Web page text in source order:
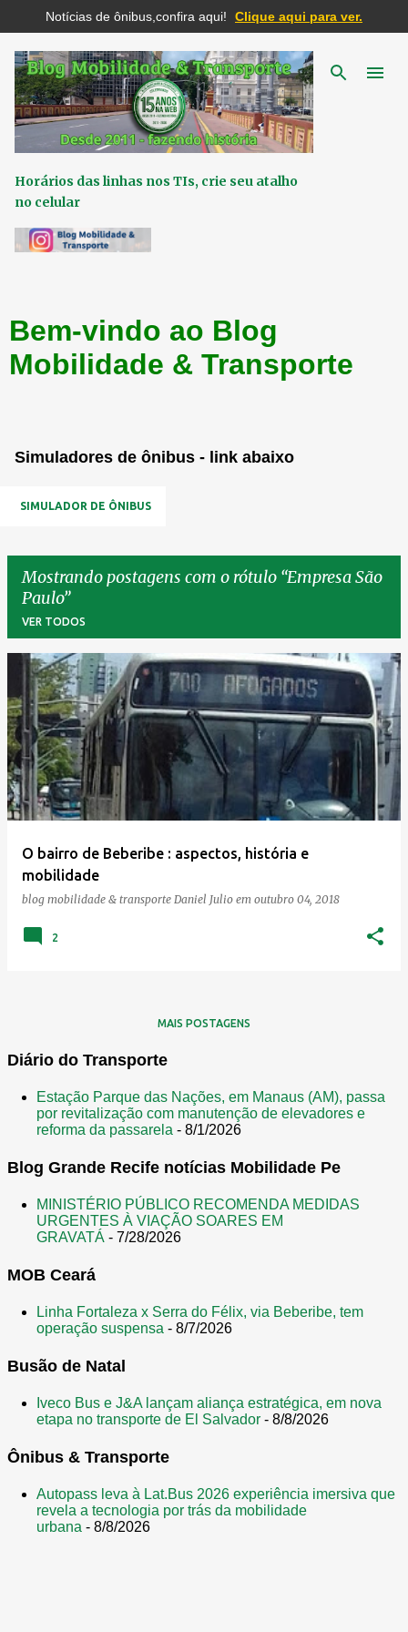
Pular para o conteúdo principal
Horários das linhas nos TIs, crie seu atalho
no celular
Notícias de ônibus,confira aqui! Clique aqui para ver.
Bem-vindo ao Blog
Mobilidade & Transporte
Simuladores de ônibus - link abaixo
SIMULADOR DE ÔNIBUS
Mostrando postagens com o rótulo Empresa São
Paulo
VER TODOS
o
s
a
g
O bairro de Beberibe : aspectos, história e
mobilidade
blog mobilidade & transporte Daniel Julio em outubro 04, 2018
2
MAIS POSTAGENS
Diário do Transporte
Estação Parque das Nações, em Manaus (AM), passa
por revitalização com manutenção de elevadores e
reforma da passarela - 8/1/2026
Blog Grande Recife notícias Mobilidade Pe
MINISTÉRIO PÚBLICO RECOMENDA MEDIDAS
URGENTES À VIAÇÃO SOARES EM
GRAVATÁ - 7/28/2026
MOB Ceará
Linha Fortaleza x Serra do Félix, via Beberibe, tem
operação suspensa - 8/7/2026
Busão de Natal
Iveco Bus e J&A lançam aliança estratégica, em nova
etapa no transporte de El Salvador - 8/8/2026
Ônibus & Transporte
Autopass leva à Lat.Bus 2026 experiência imersiva que
revela a tecnologia por trás da mobilidade
urbana - 8/8/2026